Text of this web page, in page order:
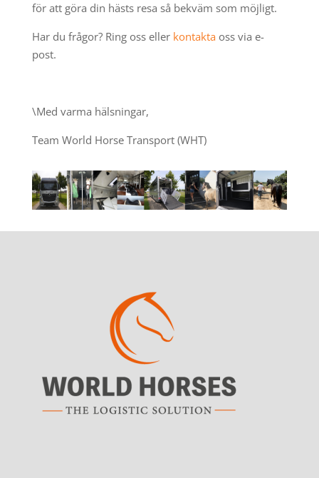
för att göra din hästs resa så bekväm som möjligt.
Har du frågor? Ring oss eller kontaktaoss via e-
post.
\Med varma hälsningar,
Team World Horse Transport (WHT)